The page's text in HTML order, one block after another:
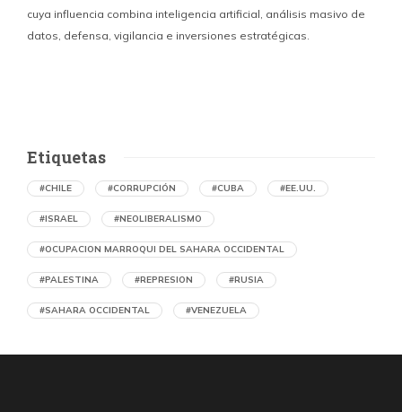
cuya influencia combina inteligencia artificial, análisis masivo de
datos, defensa, vigilancia e inversiones estratégicas.
Denuncian en Chile una operación de
Etiquetas
#CHILE #CORRUPCIÓN #CUBA #EE.UU.
#ISRAEL #NEOLIBERALISMO
#OCUPACION MARROQUI DEL SAHARA OCCIDENTAL
#PALESTINA #REPRESION #RUSIA
#SAHARA OCCIDENTAL #VENEZUELA